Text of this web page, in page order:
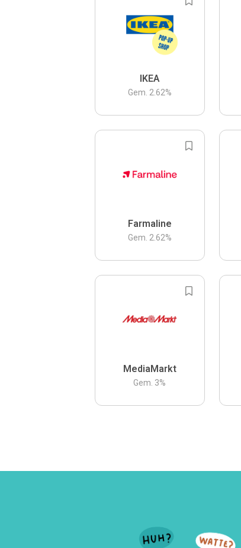
IKEA
Gem. 2.62%
Farmaline
Gem. 2.62%
MediaMarkt
Gem. 3%